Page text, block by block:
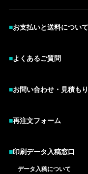
■お支払いと送料について
■よくあるご質問
■お問い合わせ・見積も
■再注文フォーム
■印刷データ入稿窓口
データ入稿について